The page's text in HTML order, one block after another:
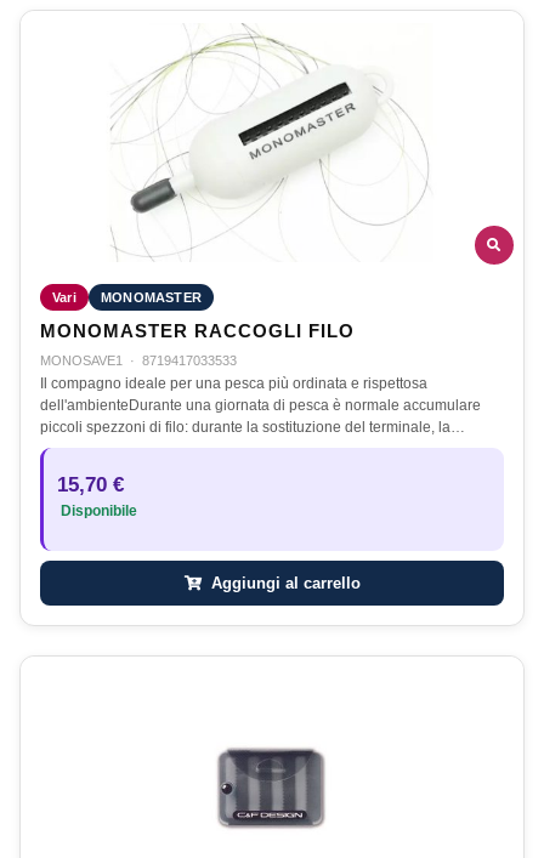
Vari MONOMASTER
MONOMASTER RACCOGLI FILO
MONOSAVE1 · 8719417033533
Il compagno ideale per una pesca più ordinata e rispettosa
dell'ambienteDurante una giornata di pesca è normale accumulare
piccoli spezzoni di filo: durante la sostituzione del terminale, la…
15,70 €
Disponibile
Aggiungi al carrello